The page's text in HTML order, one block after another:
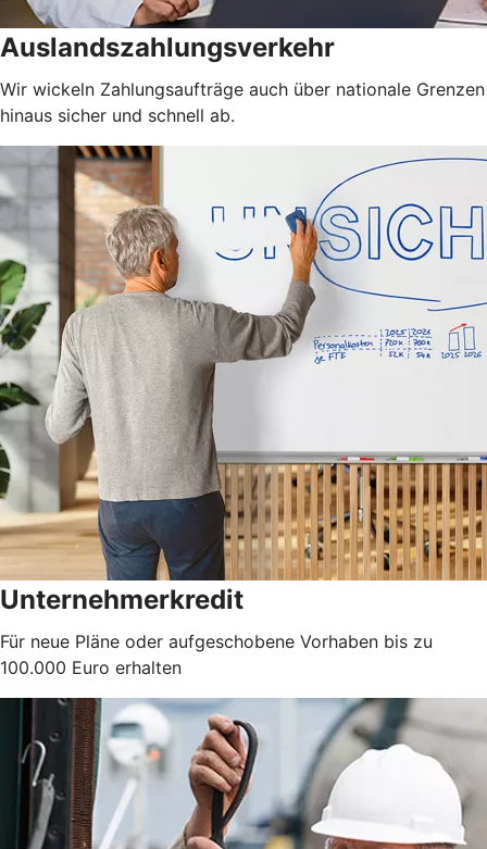
Auslandszahlungsverkehr
Wir wickeln Zahlungsaufträge auch über nationale Grenzen
hinaus sicher und schnell ab.
Unternehmerkredit
Für neue Pläne oder aufgeschobene Vorhaben bis zu
100.000 Euro erhalten